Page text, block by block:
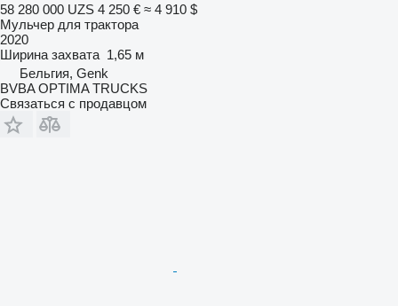
58 280 000 UZS 4 250 € ≈ 4 910 $
Мульчер для трактора
2020
Ширина захвата 1,65 м
Бельгия, Genk
BVBA OPTIMA TRUCKS
Связаться с продавцом